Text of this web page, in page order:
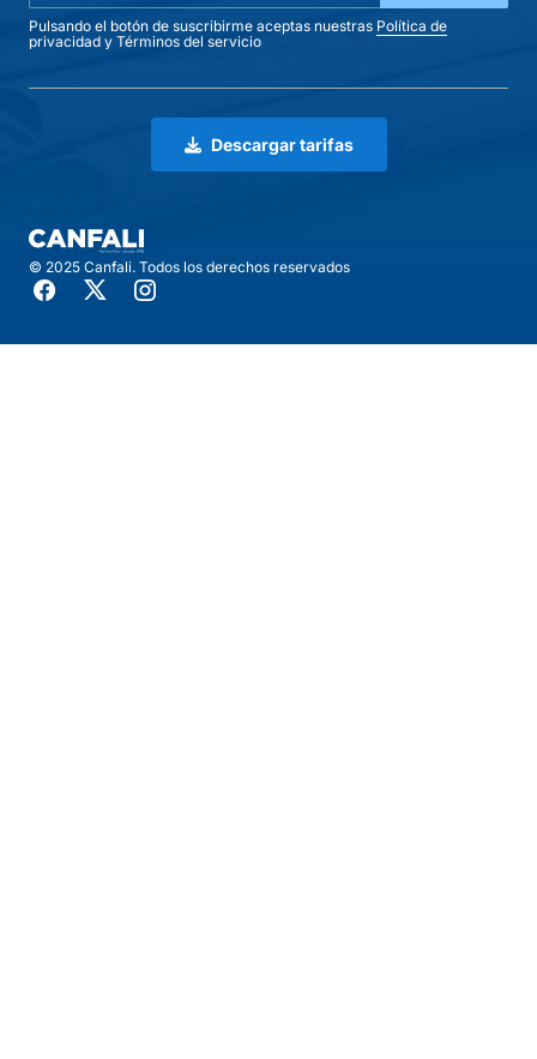
Pulsando el botón de suscribirme aceptas nuestras Política de
privacidad y Términos del servicio
Descargar tarifas
© 2025 Canfali. Todos los derechos reservados